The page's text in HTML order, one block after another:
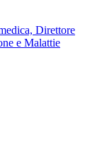
Direttore
e Malattie